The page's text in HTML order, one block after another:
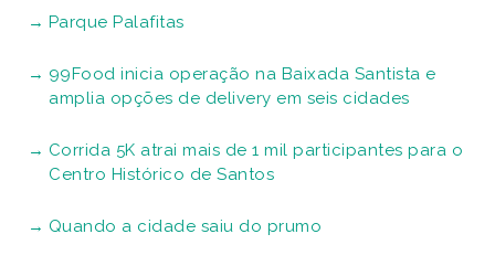
Parque Palafitas
99Food inicia operação na Baixada Santista e
amplia opções de delivery em seis cidades
Corrida 5K atrai mais de 1 mil participantes para o
Centro Histórico de Santos
Quando a cidade saiu do prumo